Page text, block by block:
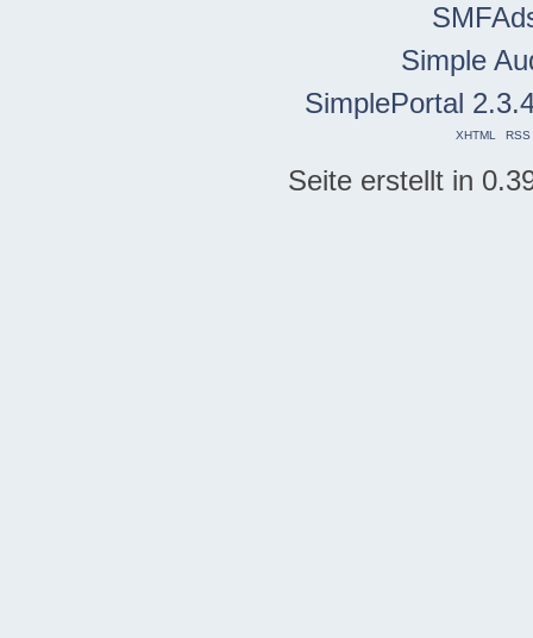
Simple
SimplePortal
XHTML RSS
Seite erstellt in